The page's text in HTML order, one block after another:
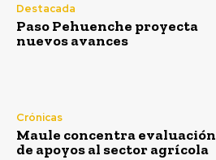
Destacada
Paso Pehuenche proyecta
nuevos avances
Crónicas
Maule concentra evaluación
de apoyos al sector agrícola